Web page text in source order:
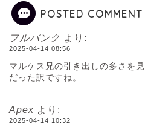
POSTED COMMENT
フルバンク より:
2025-04-14 08:56
マルケス兄の引き出しの多さを
だった訳ですね。
Apex より:
2025-04-14 10:32